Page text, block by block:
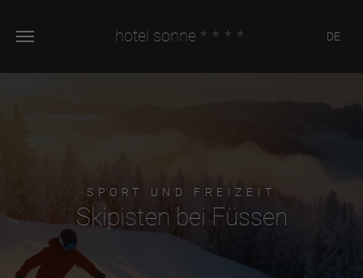
hotel sonne **** DE
SPORT UND FREIZEIT
Skipisten bei Füssen